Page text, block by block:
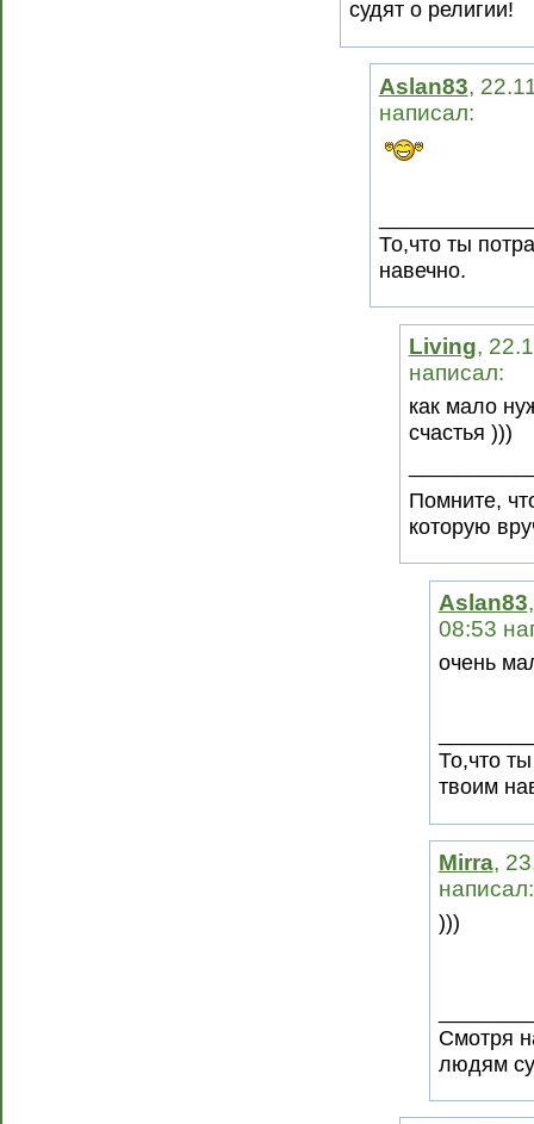
судят о религии!
Aslan83,
написал:
То,что ты
навечно.
Living,
написал:
как мало
счастья )))
Помните,
которую
Aslan83
08:53
очень
То,что
твоим
Mirra,
написал:
)))
Смотря
людям